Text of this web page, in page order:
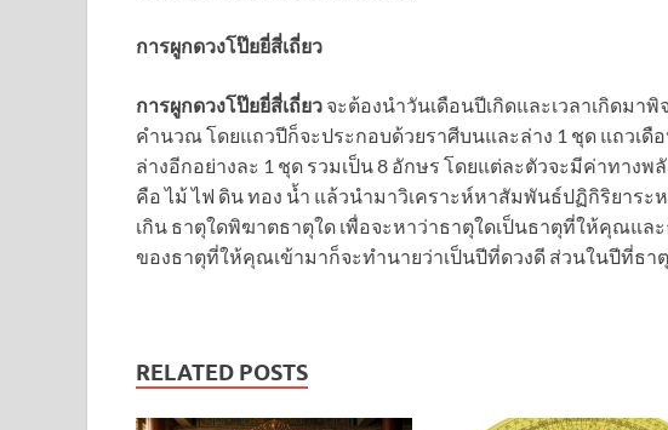
การผูกดวงโป๊ยยี่สี่เถี่ยว
การผูกดวงโป๊ยยี่สี่เถี่ยว จะต้องนำวันเดือนปีเกิดและเวลาเกิดมาพิ
คำนวณ โดยแถวปีก็จะประกอบด้วยราศีบนและล่าง 1 ชุด แถวเดื
ล่างอีกอย่างละ 1 ชุด รวมเป็น 8 อักษร โดยแต่ละตัวจะมีค่าทางพ
คือ ไม้ ไฟ ดิน ทอง น้ำ แล้วนำมาวิเคราะห์หาสัมพันธ์ปฏิกิริยาระ
เกิน ธาตุใดพิฆาตธาตุใด เพื่อจะหาว่าธาตุใดเป็นธาตุที่ให้คุณแล
ของธาตุที่ให้คุณเข้ามาก็จะทำนายว่าเป็นปีที่ดวงดี ส่วนในปีที่ธา
RELATED POSTS